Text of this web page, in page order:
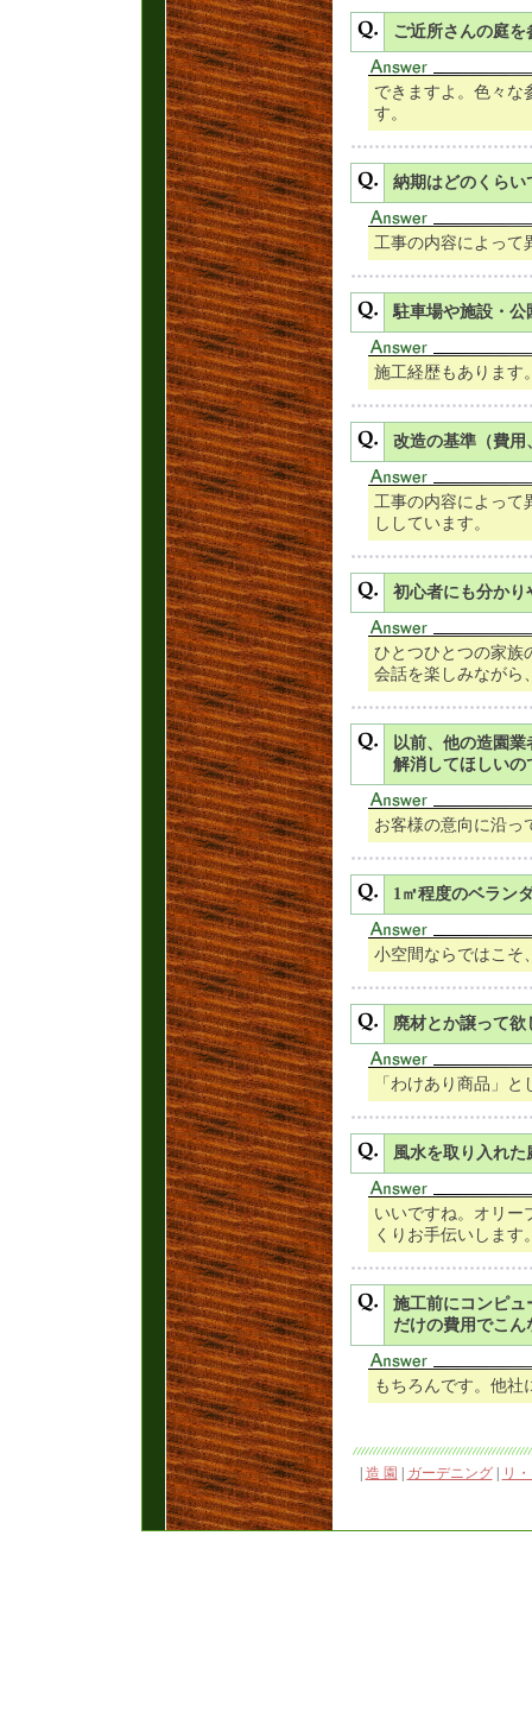
ご近所さんの庭
できますよ。色々な
す。
納期はどのくらい
工事の内容によって
駐車場や施設・公
施工経歴もあります
改造の基準（費用
工事の内容によって
ししています。
初心者にも分かり
ひとつひとつの家族
会話を楽しみながら
以前、他の造園
解消してほしいの
お客様の意向に沿っ
1㎡程度のベラン
小空間ならではこそ
廃材とか譲って欲
「わけあり商品」
風水を取り入れ
いいですね。オリー
くりお手伝いします
施工前にコンピュ
だけの費用でこ
もちろんです。他社
造 園 ガーデニング| リ